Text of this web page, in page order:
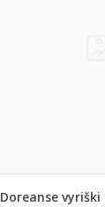
Doreanse